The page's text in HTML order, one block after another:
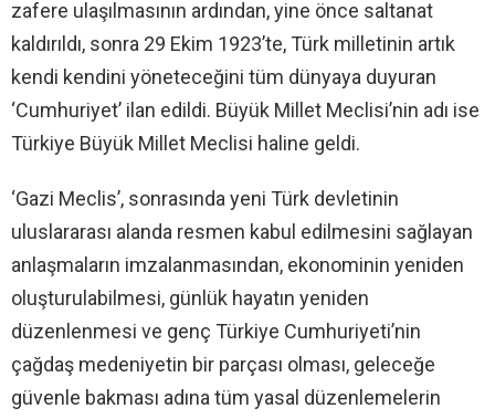
zafere ulaşılmasının ardından, yine önce saltanat
kaldırıldı, sonra 29 Ekim 1923’te, Türk milletinin artık
kendi kendini yöneteceğini tüm dünyaya duyuran
‘Cumhuriyet’ ilan edildi. Büyük Millet Meclisi’nin adı ise
Türkiye Büyük Millet Meclisi haline geldi.
‘Gazi Meclis’, sonrasında yeni Türk devletinin
uluslararası alanda resmen kabul edilmesini sağlayan
anlaşmaların imzalanmasından, ekonominin yeniden
oluşturulabilmesi, günlük hayatın yeniden
düzenlenmesi ve genç Türkiye Cumhuriyeti’nin
çağdaş medeniyetin bir parçası olması, geleceğe
güvenle bakması adına tüm yasal düzenlemelerin